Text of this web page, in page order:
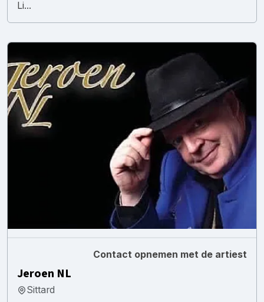
Li...
Contact opnemen met de artiest
Jeroen NL
Sittard